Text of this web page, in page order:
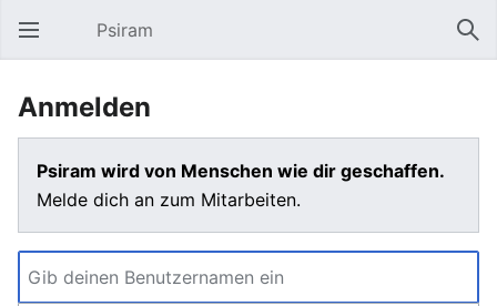
Hauptmenü öffnen Psiram
Anmelden
Psiram wird von Menschen wie dir geschaffen.
Melde dich an zum Mitarbeiten.